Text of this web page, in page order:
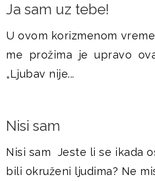
Ja sam uz tebe!
U ovom korizmenom
me prožima je upravo
„Ljubav nije...
Nisi sam
Nisi sam Jeste li se ikada
bili okruženi ljudima? Ne